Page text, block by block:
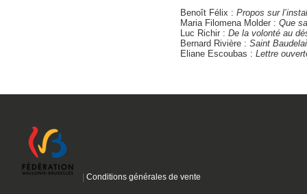
Benoît Félix : Propos sur
Maria Filomena Molder : Que
Luc Richir : De la volonté au
Bernard Rivière : Saint
Eliane Escoubas : Lettre
Conditions générales de vente